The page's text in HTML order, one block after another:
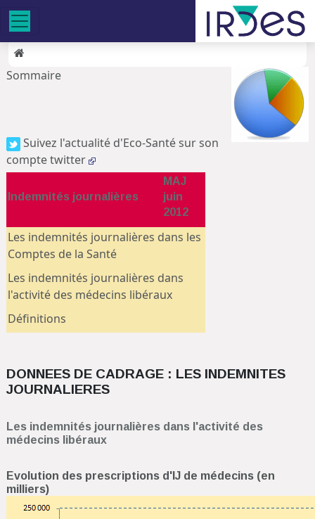
Sommaire
Suivez l'actualité d'Eco-Santé sur son
compte twitter
Indemnités journalières
MAJ
juin
2012
Les indemnités journalières dans les
Comptes de la Santé
Les indemnités journalières dans
l'activité des médecins libéraux
Définitions
DONNEES DE CADRAGE : LES INDEMNITES
JOURNALIERES
Les indemnités journalières dans l'activité des
médecins libéraux
Evolution des prescriptions d'IJ de médecins (en
milliers)